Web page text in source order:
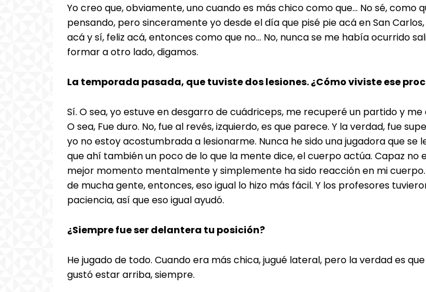
Yo creo que, obviamente, uno cuando es más chico como que… No sé, como
pensando, pero sinceramente yo desde el día que pisé pie acá en San
acá y sí, feliz acá, entonces como que no… No, nunca se me había ocurrido
formar a otro lado, digamos.
La temporada pasada, que tuviste dos lesiones. ¿Cómo viviste ese
Sí. O sea, yo estuve en desgarro de cuádriceps, me recuperé un partido y me
O sea, Fue duro. No, fue al revés, izquierdo, es que parece. Y la verdad, fue
yo no estoy acostumbrada a lesionarme. Nunca he sido una jugadora que se
que ahí también un poco de lo que la mente dice, el cuerpo actúa. Capaz no
mejor momento mentalmente y simplemente ha sido reacción en mi
de mucha gente, entonces, eso igual lo hizo más fácil. Y los profesores
paciencia, así que eso igual ayudó.
¿Siempre fue ser delantera tu posición?
He jugado de todo. Cuando era más chica, jugué lateral, pero la verdad es
gustó estar arriba, siempre.